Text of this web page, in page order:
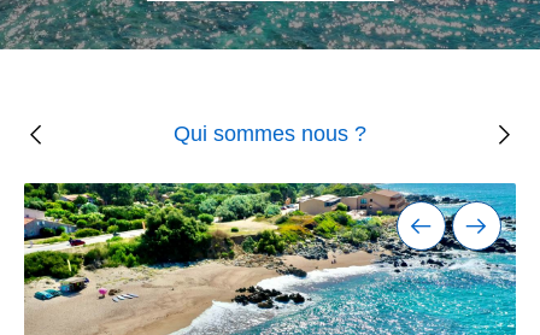
Qui sommes nous ?